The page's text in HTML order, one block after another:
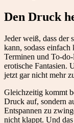
Den Druck
Jeder weiß, dass der
kann, sodass
Terminen und To-
erotische Fantasien.
jetzt gar nicht mehr
Gleichzeitig kommt
Druck auf, sondern
Entspannen zu
nicht klappt. Und